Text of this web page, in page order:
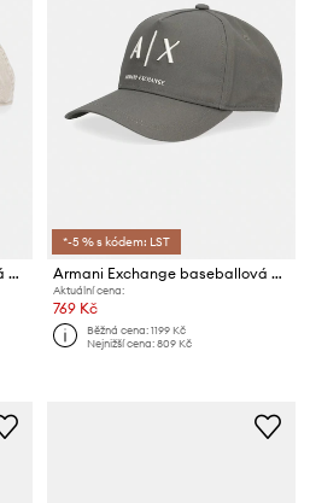
Armani Exchange baseballová čepice pánská bavlněná
*-5 % s kódem: LST
Armani Exchange baseballová čepice pánská bavlněná
Aktuální cena:
769 Kč
Běžná cena:1199 Kč
Nejnižší cena:809 Kč